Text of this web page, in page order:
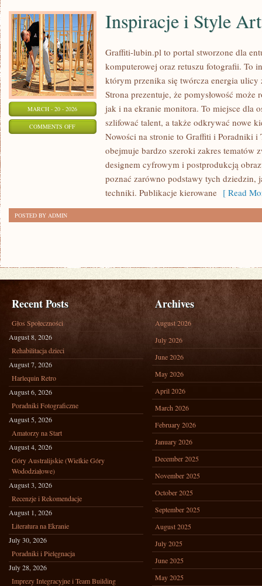
MARCH - 20 - 2026
COMMENTS OFFON
INSPIRACJE
ARTYSTYCZNE
Inspiracje i Style
Graffiti-lubin.pl to portal stworzone dla
komputerowej oraz retuszu fotografii. To
którym przenika się twórcza energia
Strona prezentuje, że pomysłowość
jak i na ekranie monitora. To miejsce dla
szlifować talent, a także odkrywać nowe
Nowości na stronie to Graffiti i Poradniki i
obejmuje bardzo szeroki zakres tematów
designem cyfrowym i postprodukcją
poznać zarówno podstawy tych dziedzin,
techniki. Publikacje kierowane [ Read
POSTED BY ADMIN
Recent Posts
Głos Społeczności
August 8, 2026
Rehabilitacja dzieci
August 7, 2026
Harlequin Retro
August 6, 2026
Poradniki Fotograficzne
August 5, 2026
Amatorzy na Start
August 4, 2026
Góry Australijskie (Wielkie Góry
Wododziałowe)
August 3, 2026
Recenzje i Rekomendacje
August 1, 2026
Literatura na Ekranie
July 30, 2026
Poradniki i Pielęgnacja
July 28, 2026
Imprezy Integracyjne i Team Building
Archives
August 2026
July 2026
June 2026
May 2026
April 2026
March 2026
February 2026
January 2026
December 2025
November 2025
October 2025
September 2025
August 2025
July 2025
June 2025
May 2025